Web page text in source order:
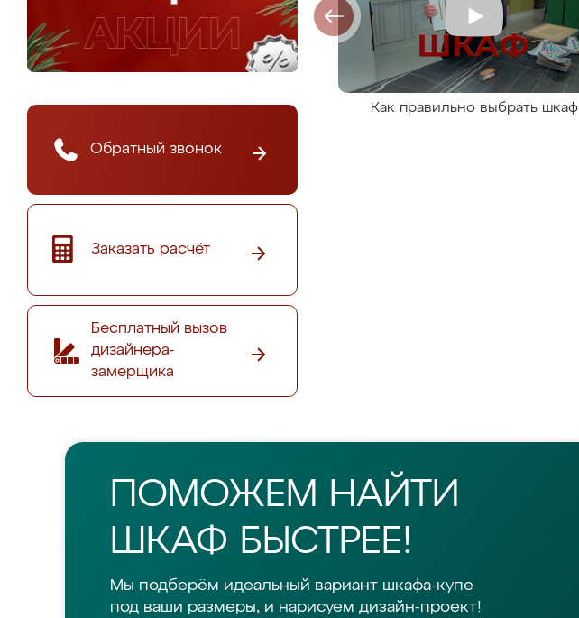
Обратный звонок
Заказать расчёт
Бесплатный вызов
дизайнера-
замерщика
Как правильно выбрать шкаф
ПОМОЖЕМ НАЙТИ
ШКАФ БЫСТРЕЕ!
Мы подберём идеальный вариант шкафа-купе
под ваши размеры, и нарисуем дизайн-проект!